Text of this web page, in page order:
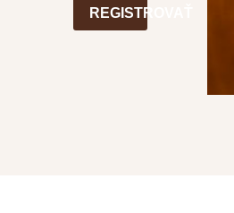
REGISTROVAŤ